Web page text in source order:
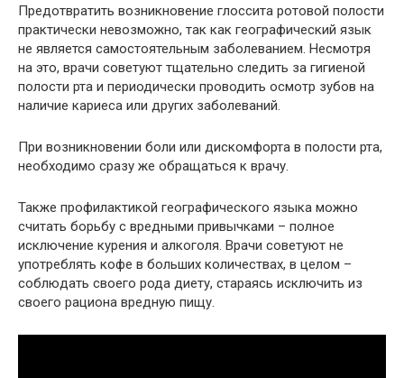
Предотвратить возникновение глоссита ротовой полости
практически невозможно, так как географический язык
не является самостоятельным заболеванием. Несмотря
на это, врачи советуют тщательно следить за гигиеной
полости рта и периодически проводить осмотр зубов на
наличие кариеса или других заболеваний.
При возникновении боли или дискомфорта в полости рта,
необходимо сразу же обращаться к врачу.
Также профилактикой географического языка можно
считать борьбу с вредными привычками – полное
исключение курения и алкоголя. Врачи советуют не
употреблять кофе в больших количествах, в целом –
соблюдать своего рода диету, стараясь исключить из
своего рациона вредную пищу.